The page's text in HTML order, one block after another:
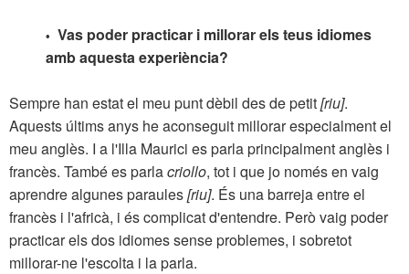
• Vas poder practicar i millorar els teus idiomes
amb aquesta experiència?
Sempre han estat el meu punt dèbil des de petit[riu].
Aquests últims anys he aconseguit millorar especialment el
meu anglès. I a l'Illa Maurici es parla principalment anglès i
francès. També es parlacriollo, tot i que jo només en vaig
aprendre algunes paraules[riu]. És una barreja entre el
francès i l'africà, i és complicat d'entendre. Però vaig poder
practicar els dos idiomes sense problemes, i sobretot
millorar-ne l'escolta i la parla.